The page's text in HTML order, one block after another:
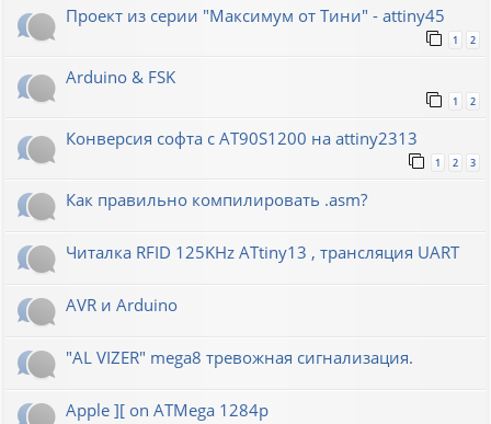
Проект из серии "Максимум от Тини" - attiny45
1 2
Arduino & FSK
1 2
Конверсия софта с AT90S1200 на attiny2313
1 2 3
Как правильно компилировать .asm?
Читалка RFID 125KHz ATtiny13 , трансляция UART
AVR и Arduino
"AL VIZER" mega8 тревожная сигнализация.
Apple ][ on ATMega 1284p